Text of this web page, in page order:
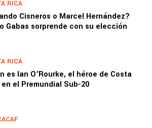
RICA
Cisneros o Marcel Hernández?
Gabas sorprende con su elección
RICA
es Ian O’Rourke, el héroe de Costa
el Premundial Sub-20